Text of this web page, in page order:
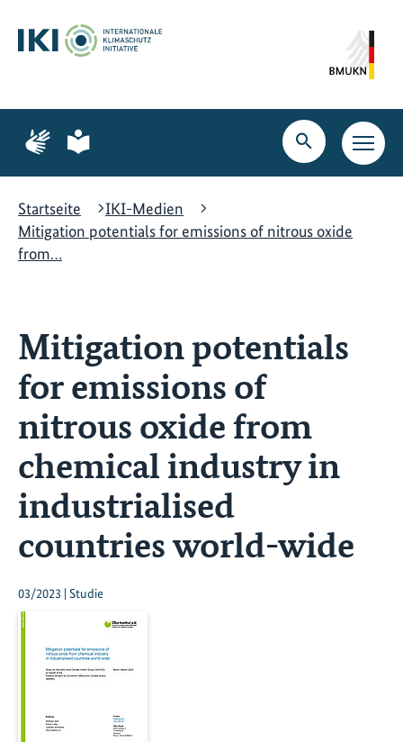
Hauptinhalt
springen
Suche
springen
Hauptnavigation
springen
Zur
Seite
Gebärdensprache
Zur
Seite
leichte
Suche
öffnen
Startseite
IKI-Medien
Mitigation potentials for emissions of nitrous oxide
from…
Mitigation potentials
for emissions of
nitrous oxide from
chemical industry in
industrialised
countries world-wide
03/2023 | Studie